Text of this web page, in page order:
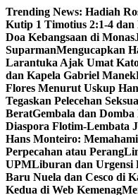
Skip
to
content
Trending News: Hadiah
Kutip 1 Timotius 2:1-4 dan
Doa Kebangsaan di Monas
SuparmanMengucapkan
Larantuka Ajak Umat
dan Kapela Gabriel Manek
Flores Menurut Uskup
Tegaskan Pelecehan
BeratGembala dan Domba
Diaspora Flotim-Lembata
Hans Monteiro:
Perpecahan atau Perang
UPMLiburan dan Urgensi
Baru Nuela dan Cesco di
Kedua di Web Kemenag